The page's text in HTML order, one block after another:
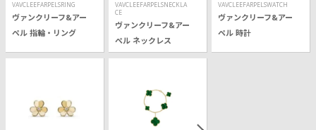
VAVCLEEFARPELSRING
ヴァンクリーフ&アー
ペル 指輪・リング
VAVCLEEFARPELSNECKLA
CE
ヴァンクリーフ&アー
ペル ネックレス
VAVCLEEFARPELSWATCH
ヴァンクリーフ&アー
ペル 時計